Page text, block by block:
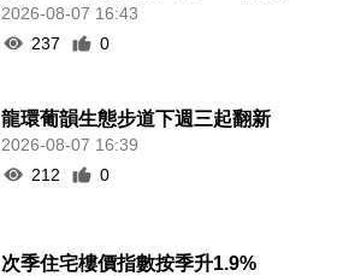
2026-08-07 16:43
237
0
龍環葡韻生態步道下週三起翻新
2026-08-07 16:39
212
0
次季住宅樓價指數按季升1.9%